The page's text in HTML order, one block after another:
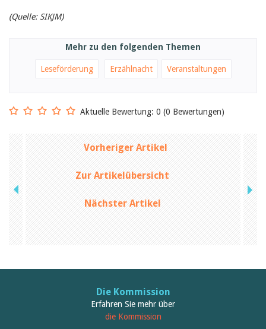
September 2025
2021
2018
2017
2016
2015
2014
2013
2012
(Quelle: SIKJM)
Mehr zu den folgenden Themen
Leseförderung Erzählnacht Veranstaltungen
Aktuelle Bewertung: 0 (0 Bewertungen)
Vorheriger Artikel
Zur Artikelübersicht
Nächster Artikel
Die Kommission
Erfahren Sie mehr über
die Kommission